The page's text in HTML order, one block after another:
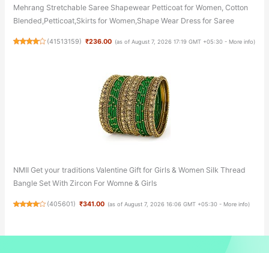
Mehrang Stretchable Saree Shapewear Petticoat for Women, Cotton
Blended,Petticoat,Skirts for Women,Shape Wear Dress for Saree
(41513159) ₹236.00 (as of August 7, 2026 17:19 GMT +05:30 - More info)
NMII Get your traditions Valentine Gift for Girls & Women Silk Thread
Bangle Set With Zircon For Womne & Girls
(405601) ₹341.00 (as of August 7, 2026 16:06 GMT +05:30 - More info)